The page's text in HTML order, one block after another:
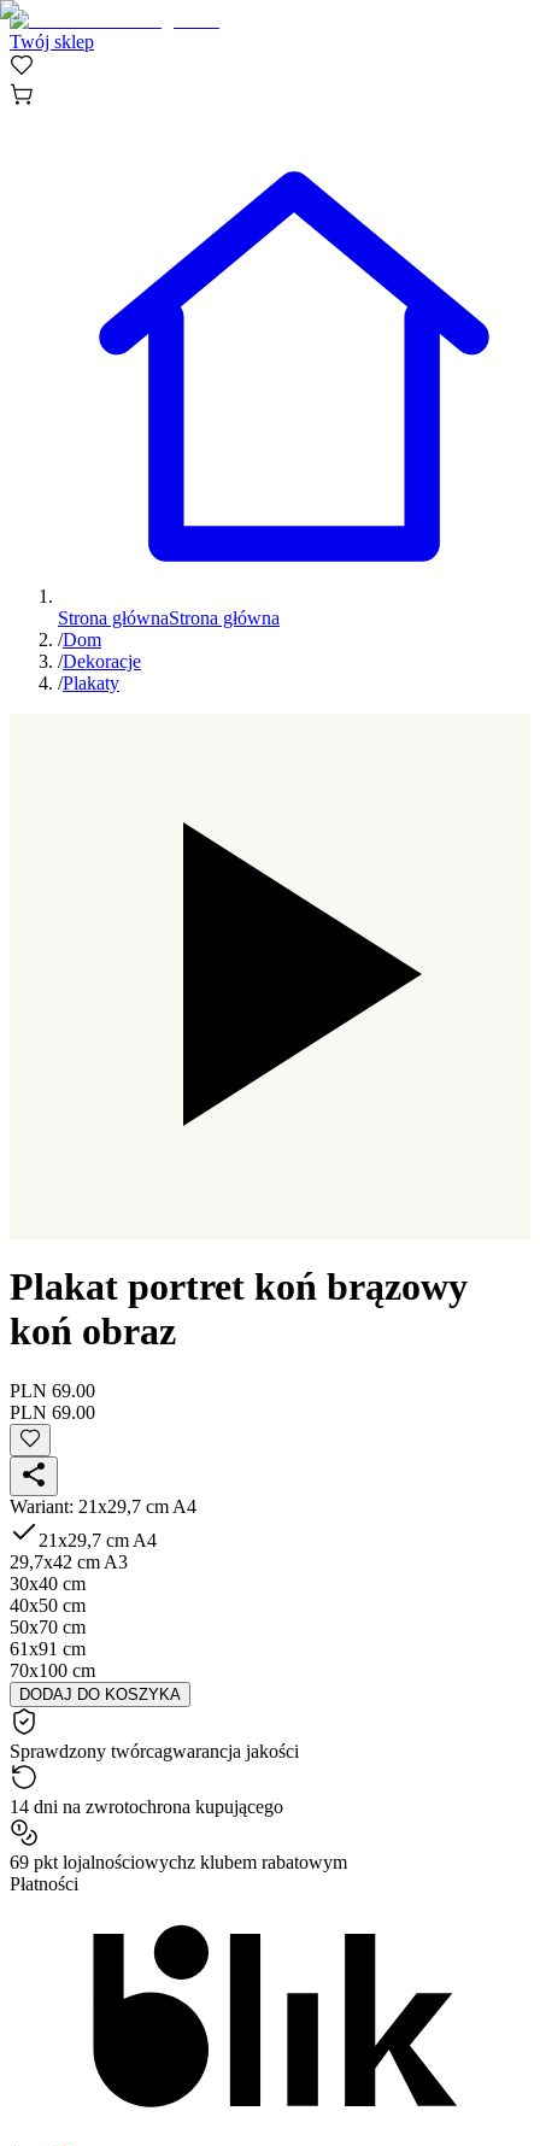
Twój sklep
Strona głównaStrona główna
/Dom
/Dekoracje
/Plakaty
Plakat portret koń brązowy
koń obraz
PLN 69.00
PLN 69.00
Wariant: 21x29,7 cm A4
21x29,7 cm A4
29,7x42 cm A3
30x40 cm
40x50 cm
50x70 cm
61x91 cm
70x100 cm
DODAJ DO KOSZYKA
Sprawdzony twórcagwarancja jakości
14 dni na zwrotochrona kupującego
69 pkt lojalnościowychz klubem rabatowym
Płatności